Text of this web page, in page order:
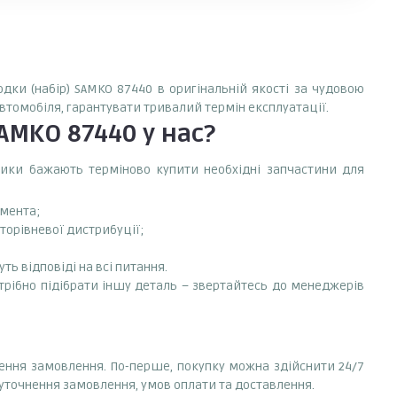
(набір) SAMKO 87440 в оригінальній якості за чудовою
гарантувати тривалий термін експлуатації.
87440 у нас?
бажають терміново купити необхідні запчастини для
дистрибуції;
відповіді на всі питання.
підібрати іншу деталь – звертайтесь до менеджерів
замовлення. По-перше, покупку можна здійснити 24/7
замовлення, умов оплати та доставлення.